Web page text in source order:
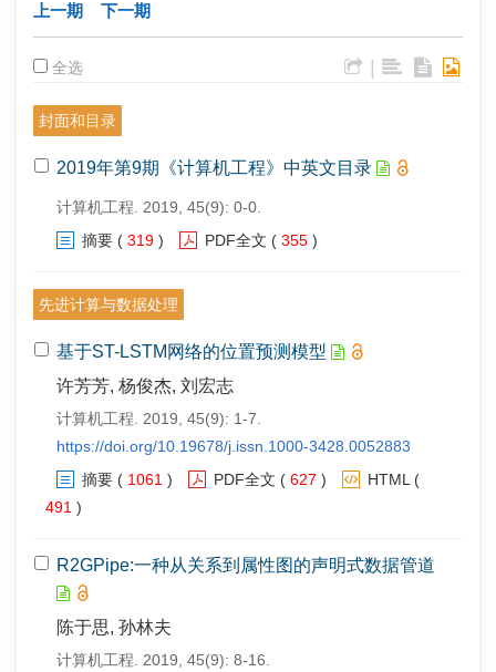
上一期
下一期
全选
封面和目录
2019年第9期《计算机工程》中英文目录
计算机工程. 2019, 45(9): 0-0.
摘要 ( 319 ) PDF全文 ( 355 )
先进计算与数据处理
基于ST-LSTM网络的位置预测模型
许芳芳, 杨俊杰, 刘宏志
计算机工程. 2019, 45(9): 1-7.
https://doi.org/10.19678/j.issn.1000-3428.0052883
摘要 ( 1061 ) PDF全文 ( 627 ) HTML (
491 )
R2GPipe:一种从关系到属性图的声明式数据管道
陈于思, 孙林夫
计算机工程. 2019, 45(9): 8-16.